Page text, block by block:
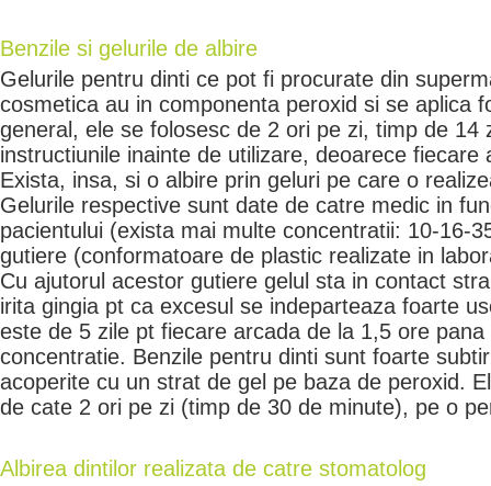
Benzile si gelurile de albire
Gelurile pentru dinti ce pot fi procurate din
cosmetica au in componenta peroxid si se aplica
general, ele se folosesc de 2 ori pe zi, timp de 14
instructiunile inainte de utilizare, deoarece fiecare
Exista, insa, si o albire prin geluri pe care o
Gelurile respective sunt date de catre medic in
pacientului (exista mai multe concentratii: 10-16-
gutiere (conformatoare de plastic realizate in
Cu ajutorul acestor gutiere gelul sta in contact
irita gingia pt ca excesul se indeparteaza foarte
este de 5 zile pt fiecare arcada de la 1,5 ore
concentratie. Benzile pentru dinti sunt foarte
acoperite cu un strat de gel pe baza de peroxid.
de cate 2 ori pe zi (timp de 30 de minute), pe o
Albirea dintilor realizata de catre stomatolog